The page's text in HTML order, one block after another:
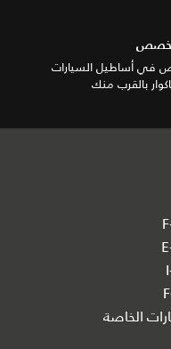
في أساطيل السيارات
بالقرب منك
الخاصة